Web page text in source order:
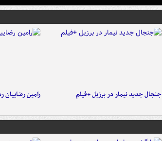
جنجال جدید نیمار در برزیل +فیلم رامین رضاییان